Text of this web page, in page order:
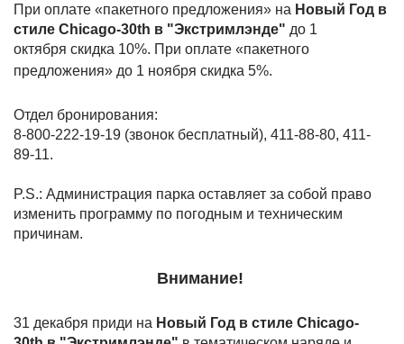
При оплате «пакетного предложения» на Новый Год в
стиле Chicago-30th в "Экстримлэнде" до 1
октября скидка 10%. При оплате «пакетного
предложения» до 1 ноября скидка 5%.
Отдел бронирования:
8-800-222-19-19 (звонок бесплатный), 411-88-80, 411-
89-11.
P.S.: Администрация парка оставляет за собой право
изменить программу по погодным и техническим
причинам.
Внимание!
31 декабря приди на Новый Год в стиле Chicago-